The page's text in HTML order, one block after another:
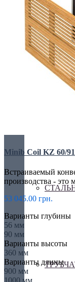
Minib Coil KZ 60/91
Встраиваемый
производства -
53 045.00 грн.
Варианты глубины
56 мм
90 мм
Варианты высоты
360 мм
Варианты длины
900 мм